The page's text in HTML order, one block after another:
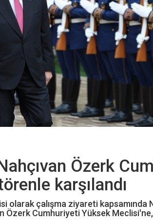
Özerk
karşılandı
çalışma ziyareti kapsamında
Özerk Cumhuriyeti Yüksek